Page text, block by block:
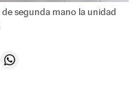
segunda mano la unidad